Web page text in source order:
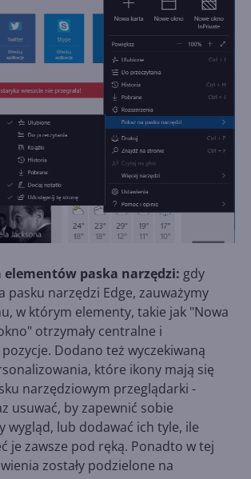
elementów paska narzędzi: gdy
pasku narzędzi Edge, zauważymy
w którym elementy, takie jak "Nowa
otrzymały centralne i
Dodano też wyczekiwaną
które ikony mają się
narzędziowym przeglądarki -
usuwać, by zapewnić sobie
wygląd, lub dodawać ich tyle, ile
je zawsze pod ręką. Ponadto w tej
zostały podzielone na